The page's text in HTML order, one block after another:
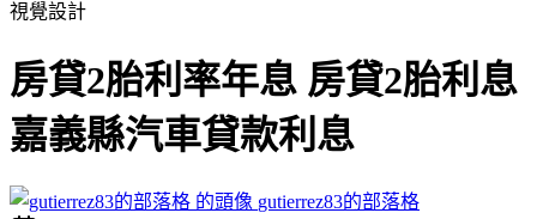
視覺設計
房貸2胎利率年息 房貸2胎利息
嘉義縣汽車貸款利息
gutierrez83的部落格